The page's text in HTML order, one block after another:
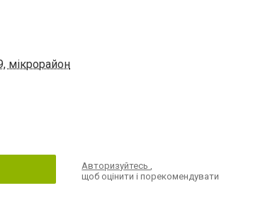
мікрорайон
Авторизуйтесь,
щоб оцінити і порекомендувати